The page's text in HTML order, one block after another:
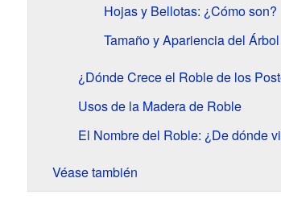
Hojas y Bellotas: ¿Cómo son?
Tamaño y Apariencia del Árbol
¿Dónde Crece el Roble de los
Usos de la Madera de Roble
El Nombre del Roble: ¿De dónde
Véase también